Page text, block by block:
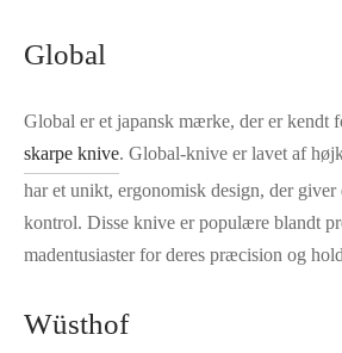
Global
Global er et japansk mærke, der er kendt
skarpe knive. Global-knive er lavet af
har et unikt, ergonomisk design, der giver
kontrol. Disse knive er populære blandt
madentusiaster for deres præcision og
Wüsthof